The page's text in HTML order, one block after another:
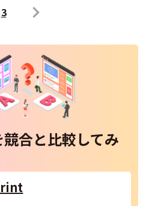
3
合と比較してみ